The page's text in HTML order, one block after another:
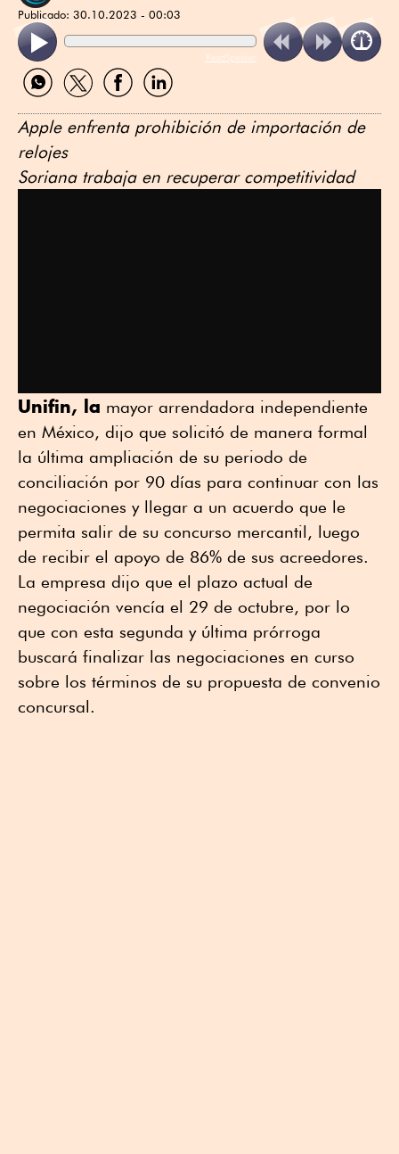
Publicado: 30.10.2023 - 00:03
ReadSpeaker
Compartir
por
Compartir
por
Compartir
por
Compartir
por
Apple enfrenta prohibición de importación de
relojes
Soriana trabaja en recuperar competitividad
Unifin, la mayor arrendadora independiente
en México, dijo que solicitó de manera formal
la última ampliación de su periodo de
conciliación por 90 días para continuar con las
negociaciones y llegar a un acuerdo que le
permita salir de su concurso mercantil, luego
de recibir el apoyo de 86% de sus acreedores.
La empresa dijo que el plazo actual de
negociación vencía el 29 de octubre, por lo
que con esta segunda y última prórroga
buscará finalizar las negociaciones en curso
sobre los términos de su propuesta de convenio
concursal.